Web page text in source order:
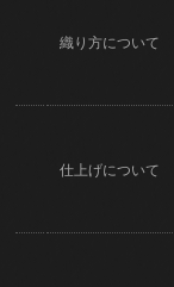
織り方について
仕上げについて